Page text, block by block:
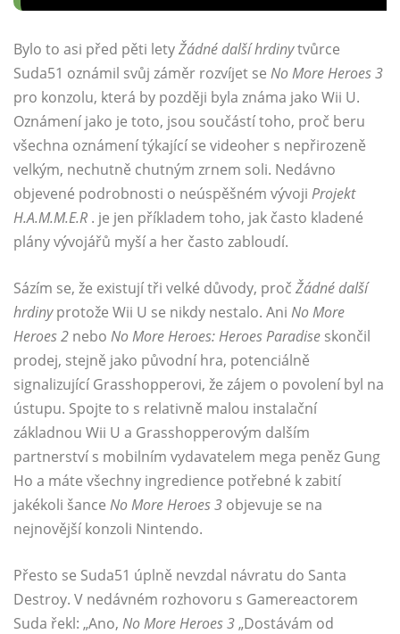
Bylo to asi před pěti letyŽádné další hrdinytvůrce
Suda51 oznámil svůj záměr rozvíjet se No More Heroes 3
pro konzolu, která by později byla známa jako Wii U.
Oznámení jako je toto, jsou součástí toho, proč beru
všechna oznámení týkající se videoher s nepřirozeně
velkým, nechutně chutným zrnem soli. Nedávno
objevené podrobnosti o neúspěšném vývoji Projekt
H.A.M.M.E.R . je jen příkladem toho, jak často kladené
plány vývojářů myší a her často zabloudí.
Sázím se, že existují tři velké důvody, proč Žádné další
hrdinyprotože Wii U se nikdy nestalo. Ani No More
Heroes 2 nebo No More Heroes: Heroes Paradise skončil
prodej, stejně jako původní hra, potenciálně
signalizující Grasshopperovi, že zájem o povolení byl na
ústupu. Spojte to s relativně malou instalační
základnou Wii U a Grasshopperovým dalším
partnerství s mobilním vydavatelem mega peněz Gung
Ho a máte všechny ingredience potřebné k zabití
jakékoli šance No More Heroes 3 objevuje se na
nejnovější konzoli Nintendo.
Přesto se Suda51 úplně nevzdal návratu do Santa
Destroy. V nedávném rozhovoru s Gamereactorem
Suda řekl: „Ano, No More Heroes 3„Dostávám od